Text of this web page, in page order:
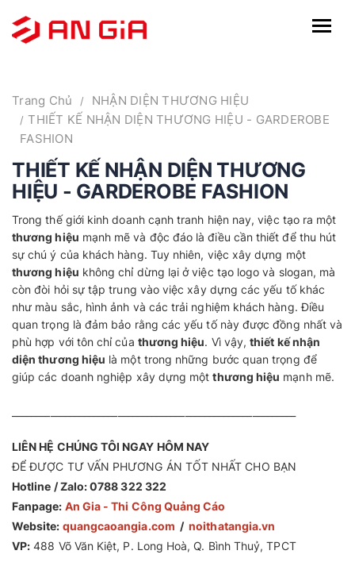
Trang Chủ
NHẬN DIỆN THƯƠNG HIỆU
THIẾT KẾ NHẬN DIỆN THƯƠNG HIỆU - GARDEROBE
FASHION
THIẾT KẾ NHẬN DIỆN THƯƠNG
HIỆU - GARDEROBE FASHION
Trong thế giới kinh doanh cạnh tranh hiện nay, việc tạo ra một
thương hiệu mạnh mẽ và độc đáo là điều cần thiết để thu hút
sự chú ý của khách hàng. Tuy nhiên, việc xây dựng một
thương hiệu không chỉ dừng lại ở việc tạo logo và slogan, mà
còn đòi hỏi sự tập trung vào việc xây dựng các yếu tố khác
như màu sắc, hình ảnh và các trải nghiệm khách hàng. Điều
quan trọng là đảm bảo rằng các yếu tố này được đồng nhất và
phù hợp với tôn chỉ của thương hiệu. Vì vậy,thiết kế nhận
diện thương hiệu là một trong những bước quan trọng để
giúp các doanh nghiệp xây dựng mộtthương hiệu mạnh mẽ.
LIÊN HỆ CHÚNG TÔI NGAY HÔM NAY
ĐỂ ĐƯỢC TƯ VẤN PHƯƠNG ÁN TỐT NHẤT CHO BẠN
Hotline / Zalo: 0788 322 322
Fanpage: An Gia - Thi Công Quảng Cáo
Website: quangcaoangia.com /noithatangia.vn
VP: 488 Võ Văn Kiệt, P. Long Hoà, Q. Bình Thuỷ, TPCT